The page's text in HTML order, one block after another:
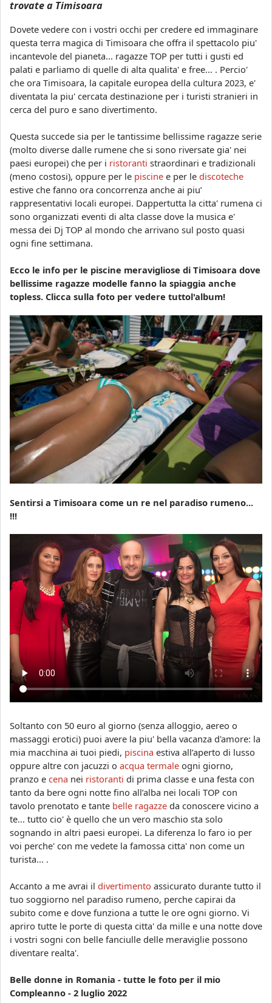
trovate a Timisoara
Dovete vedere con i vostri occhi per credere ed immaginare
questa terra magica di Timisoara che offra il spettacolo piu'
incantevole del pianeta... ragazze TOP per tutti i gusti ed
palati e parliamo di quelle di alta qualita' e free... . Percio'
che ora Timisoara, la capitale europea della cultura 2023, e'
diventata la piu' cercata destinazione per i turisti stranieri in
cerca del puro e sano divertimento.
Questa succede sia per le tantissime bellissime ragazze serie
(molto diverse dalle rumene che si sono riversate gia' nei
paesi europei) che per i ristoranti straordinari e tradizionali
(meno costosi), oppure per le piscine e per le discoteche
estive che fanno ora concorrenza anche ai piu’
rappresentativi locali europei. Dappertutta la citta' rumena ci
sono organizzati eventi di alta classe dove la musica e'
messa dei Dj TOP al mondo che arrivano sul posto quasi
ogni fine settimana.
Ecco le info per le piscine meravigliose di Timisoara dove
bellissime ragazze modelle fanno la spiaggia anche
topless. Clicca sulla foto per vedere tuttol'album!
Sentirsi a Timisoara come un re nel paradiso rumeno...
!!!
Soltanto con 50 euro al giorno (senza alloggio, aereo o
massaggi erotici) puoi avere la piu' bella vacanza d'amore: la
mia macchina ai tuoi piedi, piscina estiva all’aperto di lusso
oppure altre con jacuzzi o acqua termale ogni giorno,
pranzo e cena nei ristoranti di prima classe e una festa con
tanto da bere ogni notte fino all’alba nei locali TOP con
tavolo prenotato e tante belle ragazze da conoscere vicino a
te... tutto cio' è quello che un vero maschio sta solo
sognando in altri paesi europei. La diferenza lo faro io per
voi perche' con me vedete la famossa citta' non come un
turista... .
Accanto a me avrai il divertimento assicurato durante tutto il
tuo soggiorno nel paradiso rumeno, perche capirai da
subito come e dove funziona a tutte le ore ogni giorno. Vi
apriro tutte le porte di questa citta' da mille e una notte dove
i vostri sogni con belle fanciulle delle meraviglie possono
diventare realta'.
Belle donne in Romania - tutte le foto per il mio
Compleanno - 2 luglio 2022